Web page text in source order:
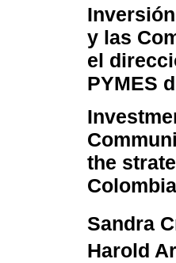
y las
el
PYMES
the
Colombia
Sandra
Harold